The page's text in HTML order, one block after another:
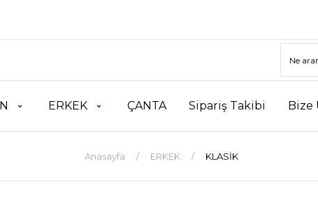
ERKEK ÇANTA Sipariş Takibi Bize
Anasayfa ERKEK KLASİK